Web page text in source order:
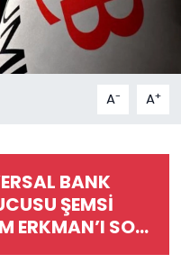
A- A+
BANK
ŞEMSİ
ERKMAN’I SON